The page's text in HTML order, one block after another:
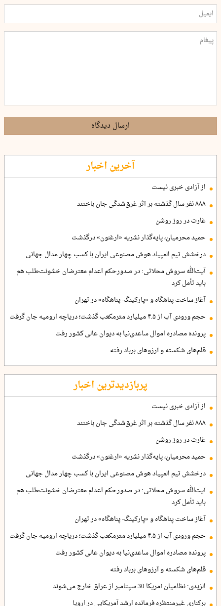
ارسال دیدگاه
آخرین اخبار
از آزادی خبری نیست
۸۸۸ نفر سال گذشته بر اثر غرق‌شدگی جان باختند
غارت در روز روشن
حمید محرمیان، پایه‌گذار نشریه «ارغنون» درگذشت
درخشش تیم المپیاد هوش مصنوعی ایران با کسب چهار مدال جهانی
آیت‌الله سروش محلاتی: در صدورحکم اعدام معترضان خشونت‌طلب هم
باید تأمل کرد
آغاز ساخت پناهگاه و «پارکینگ- پناهگاه» در تهران
حجم ورودی آب از ۴.۵ میلیارد مترمکعب گذشت؛ دریاچه ارومیه جان گرفت
پرونده مصادره اموال ساعدی‌نیا به دیوان عالی کشور رفت
قلم‌های شکسته و آرزوهای برباد رفته
پربازدیدترین اخبار
از آزادی خبری نیست
۸۸۸ نفر سال گذشته بر اثر غرق‌شدگی جان باختند
غارت در روز روشن
حمید محرمیان، پایه‌گذار نشریه «ارغنون» درگذشت
درخشش تیم المپیاد هوش مصنوعی ایران با کسب چهار مدال جهانی
آیت‌الله سروش محلاتی: در صدورحکم اعدام معترضان خشونت‌طلب هم
باید تأمل کرد
آغاز ساخت پناهگاه و «پارکینگ- پناهگاه» در تهران
حجم ورودی آب از ۴.۵ میلیارد مترمکعب گذشت؛ دریاچه ارومیه جان گرفت
پرونده مصادره اموال ساعدی‌نیا به دیوان عالی کشور رفت
قلم‌های شکسته و آرزوهای برباد رفته
الزیدی: نظامیان آمریکا 30 سپتامبر از عراق خارج می‌شوند
برکناری غیرمنتظره فرمانده ارشد آمریکایی در اروپا